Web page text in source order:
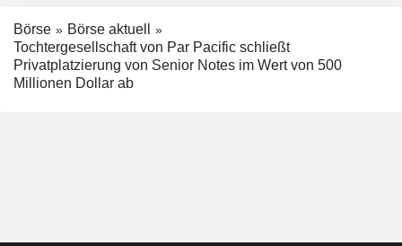
Börse
Börse aktuell
Tochtergesellschaft von Par Pacific schließt
Privatplatzierung von Senior Notes im Wert von 500
Millionen Dollar ab